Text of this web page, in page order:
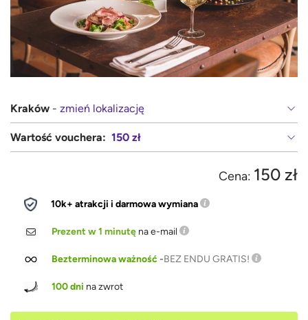
Kraków - zmień lokalizację
Wartość vouchera: 150 zł
Cena: 150 zł
10k+ atrakcji i darmowa wymiana
Prezent w 1 minutę na e-mail
Bezterminowa ważność-BEZ ENDU GRATIS!
100 dni na zwrot